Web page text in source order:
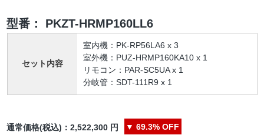
型番： PKZT-HRMP160LL6
セット内容
室内機：PK-RP56LA6 x 3
室外機：PUZ-HRMP160KA10 x 1
リモコン：PAR-SC5UA x 1
分岐管：SDT-111R9 x 1
通常価格(税込)：2,522,300 円 ▼ 69.3% OFF